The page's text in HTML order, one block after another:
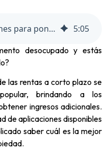
Las mejores aplicaciones para poner en renta mi departamento 5:05
desocupado y estás
las rentas a corto plazo se
brindando a los
ingresos adicionales.
de aplicaciones disponibles
saber cuál es la mejor